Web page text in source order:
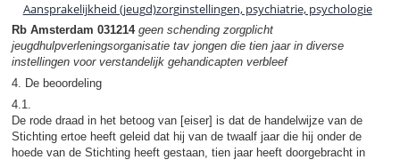
Aansprakelijkheid (jeugd)zorginstellingen, psychiatrie, psychologie
Rb Amsterdam 031214 geen schending zorgplicht
jeugdhulpverleningsorganisatie tav jongen die tien jaar in diverse
instellingen voor verstandelijk gehandicapten verbleef
4. De beoordeling
4.1.
De rode draad in het betoog van [eiser] is dat de handelwijze van de
Stichting ertoe heeft geleid dat hij van de twaalf jaar die hij onder de
hoede van de Stichting heeft gestaan, tien jaar heeft doorgebracht in